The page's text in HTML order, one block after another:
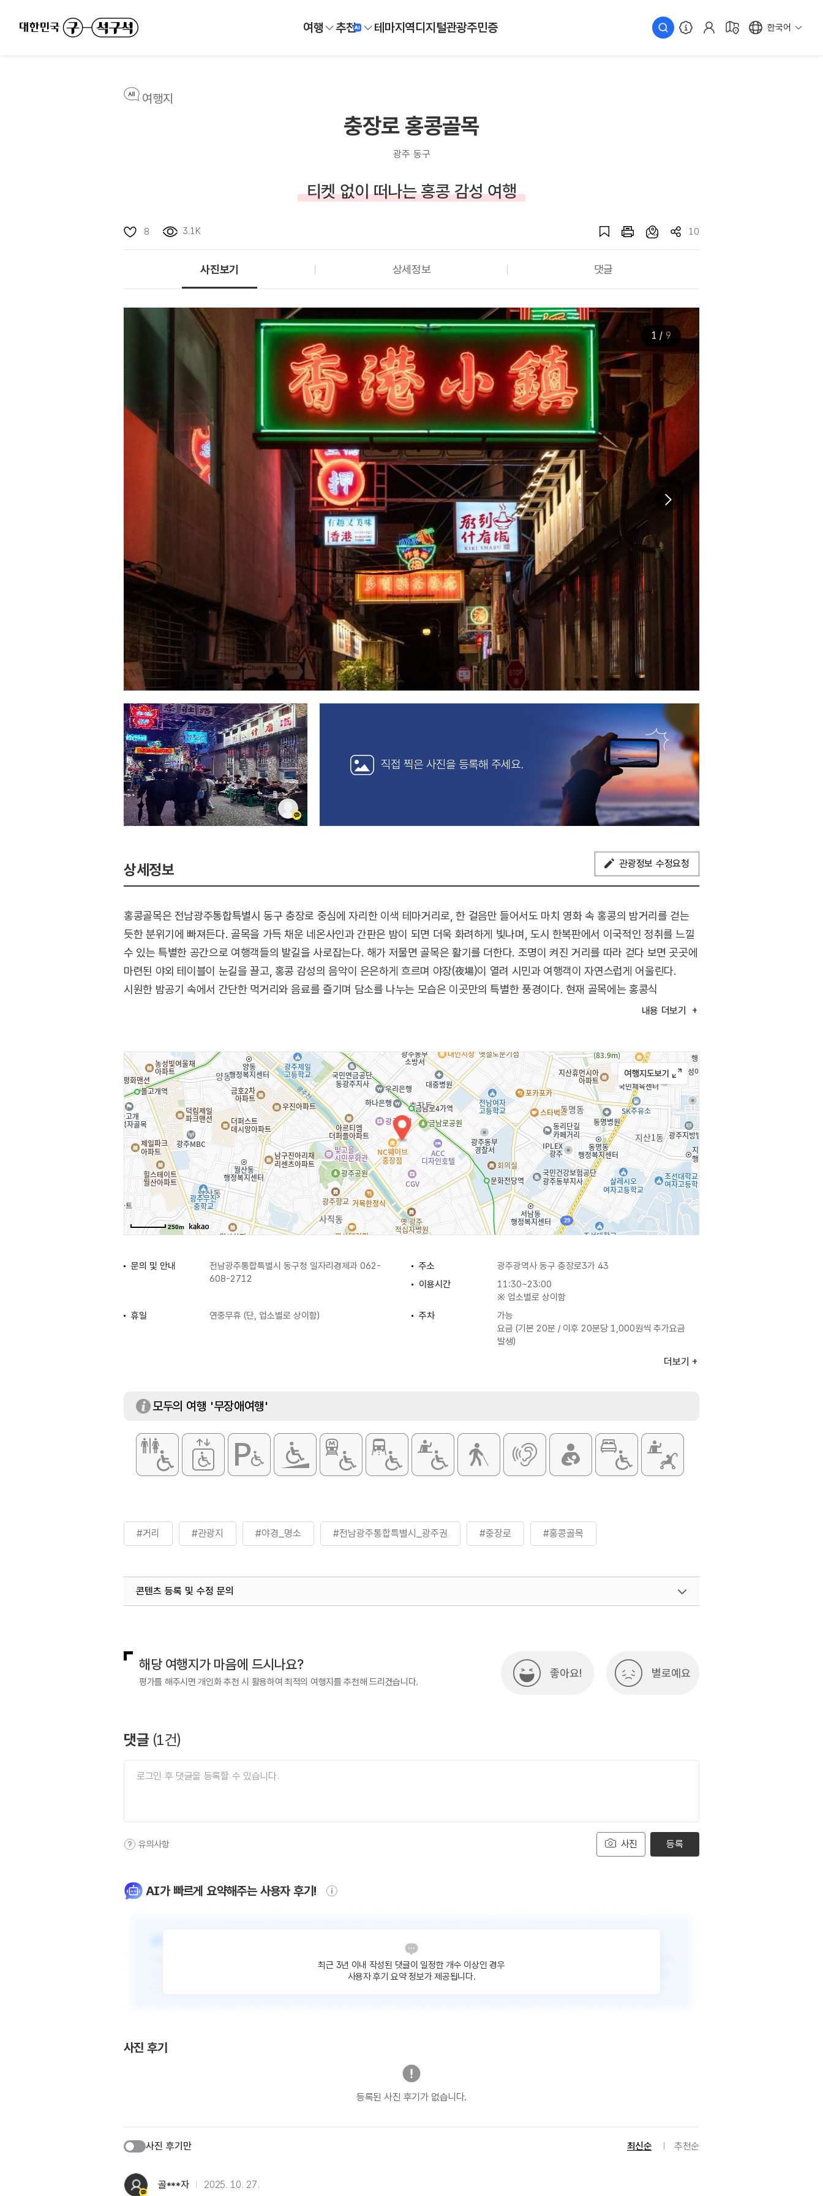
여행 추천 테마지역디지털관광주민증 한국어
여행지
충장로 홍콩골목
광주 동구
티켓 없이 떠나는 홍콩 감성 여행
8 3.1K 10
사진보기 상세정보 댓글
1 / 9
직접 찍은 사진을등록해 주세요.
상세정보 관광정보 수정요청
홍콩골목은 전남광주통합특별시 동구 충장로 중심에 자리한 이색 테마거리로, 한 걸음만 들어서도 마치 영화 속 홍콩의 밤거리를 걷는
듯한 분위기에 빠져든다. 골목을 가득 채운 네온사인과 간판은 밤이 되면 더욱 화려하게 빛나며, 도시 한복판에서 이국적인 정취를 느낄
수 있는 특별한 공간으로 여행객들의 발길을 사로잡는다. 해가 저물면 골목은 활기를 더한다. 조명이 켜진 거리를 따라 걷다 보면 곳곳에
마련된 야외 테이블이 눈길을 끌고, 홍콩 감성의 음악이 은은하게 흐르며 야장(夜場)이 열려 시민과 여행객이 자연스럽게 어울린다.
시원한 밤공기 속에서 간단한 먹거리와 음료를 즐기며 담소를 나누는 모습은 이곳만의 특별한 풍경이다. 현재 골목에는 홍콩식
샤브샤브, 포차, 위스키바, 양꼬치 전문점 등 총 4개의 개성 있는 점포가 운영 중이며, 빛과 분위기가 어우러진 이곳은 도심 속에서
내용 더보기
250m
문의 및 안내
전남광주통합특별시 동구청 일자리경제과 062-
608-2712
주소
광주광역사 동구 충장로3가 43
이용시간
11:30~23:00
※ 업소별로 상이함
휴일
연중무휴 (단, 업소별로 상이함) 주차
가능
요금 (기본 20분 / 이후 20분당 1,000원씩 추가요금
발생)
더보기
모두의 여행 '무장애여행'
#거리 #관광지 #야경_명소 #전남광주통합특별시_광주권 #충장로 #홍콩골목
콘텐츠 등록 및 수정 문의
해당 여행지가 마음에 드시나요?
평가를 해주시면 개인화 추천 시 활용하여 최적의 여행지를 추천해 드리겠습니다.
좋아요! 별로예요
댓글 (1건)
사진
유의사항 등록
AI가 빠르게 요약해주는 사용자 후기!
최근 3년 이내 작성된 댓글이 일정한 개수 이상인 경우
사용자 후기 요약 정보가 제공됩니다.
사진 후기
등록된 사진 후기가 없습니다.
사진 후기만 최신순 추천순
골***자 2025. 10. 27.